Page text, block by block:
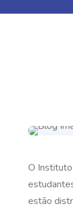
O
estão